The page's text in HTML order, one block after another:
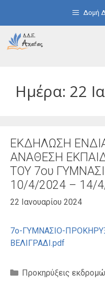
Δομή
Ημέρα: 22
ΕΚΔΗΛΩΣΗ
ΑΝΑΘΕΣΗ
ΤΟΥ 7ου
10/4/2024 – 14/
22 Ιανουαρίου 2024
7ο-ΓΥΜΝΑΣΙΟ-
ΒΕΛΙΓΡΑΔΙ.pdf
Κατηγορίες
Προκηρύξεις